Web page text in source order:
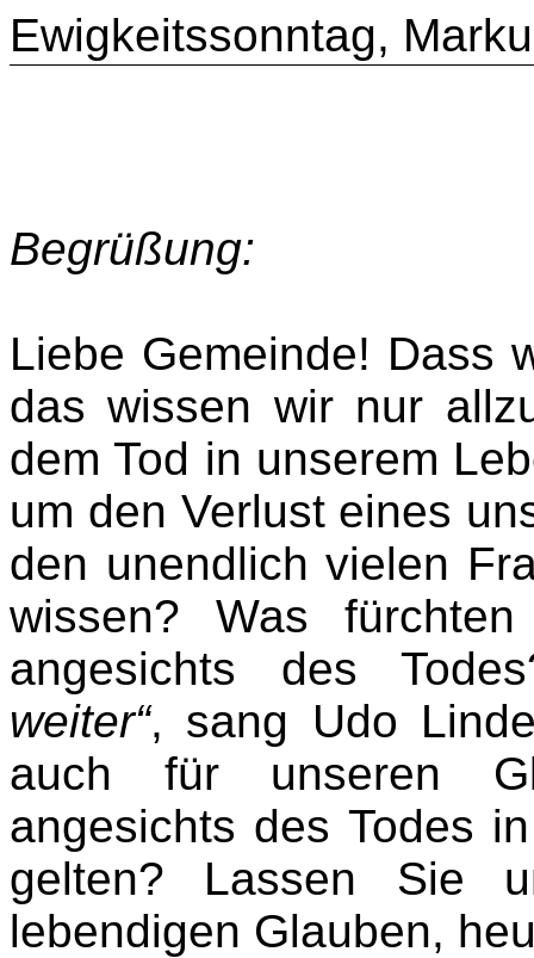
Ewigkeitssonntag,
Begrüßung:
Liebe Gemeinde! Dass
das wissen wir nur
dem Tod in unserem
um den Verlust eines
den unendlich vielen
wissen? Was
angesichts des
weiter“, sang Udo
auch für unseren
angesichts des Todes
gelten? Lassen Sie
lebendigen Glauben,